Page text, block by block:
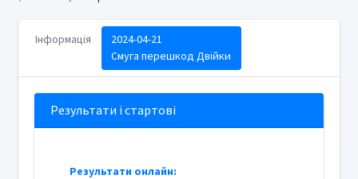
Інформація
2024-04-21
Смуга перешкод Двійки
Результати і стартові
Результати онлайн: